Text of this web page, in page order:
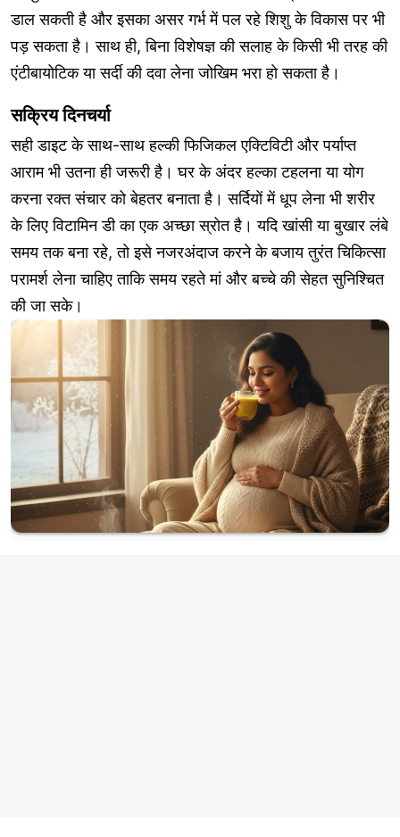
डाल सकती है और इसका असर गर्भ में पल रहे शिशु के विकास पर भी
पड़ सकता है। साथ ही, बिना विशेषज्ञ की सलाह के किसी भी तरह की
एंटीबायोटिक या सर्दी की दवा लेना जोखिम भरा हो सकता है।
सक्रिय दिनचर्या
सही डाइट के साथ-साथ हल्की फिजिकल एक्टिविटी और पर्याप्त
आराम भी उतना ही जरूरी है। घर के अंदर हल्का टहलना या योग
करना रक्त संचार को बेहतर बनाता है। सर्दियों में धूप लेना भी शरीर
के लिए विटामिन डी का एक अच्छा स्रोत है। यदि खांसी या बुखार लंबे
समय तक बना रहे, तो इसे नजरअंदाज करने के बजाय तुरंत चिकित्सा
परामर्श लेना चाहिए ताकि समय रहते मां और बच्चे की सेहत सुनिश्चित
की जा सके।